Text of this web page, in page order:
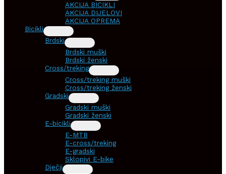
AKCIJA BICIKLI
AKCIJA DIJELOVI
AKCIJA OPREMA
Bicikli
Brdski
Brdski muški
Brdski ženski
Cross/treking
Cross/treking muški
Cross/treking ženski
Gradski
Gradski muški
Gradski ženski
E-bicikli
E-MTB
E-cross/treking
E-gradski
Sklopivi E-bike
Dječji